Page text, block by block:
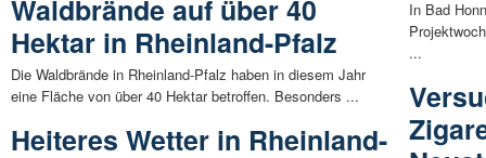
Waldbrände auf über 40
Hektar in Rheinland-Pfalz
Die Waldbrände in Rheinland-Pfalz haben in diesem Jahr
eine Fläche von über 40 Hektar betroffen. Besonders ...
Heiteres Wetter in Rheinland-
In Bad
...